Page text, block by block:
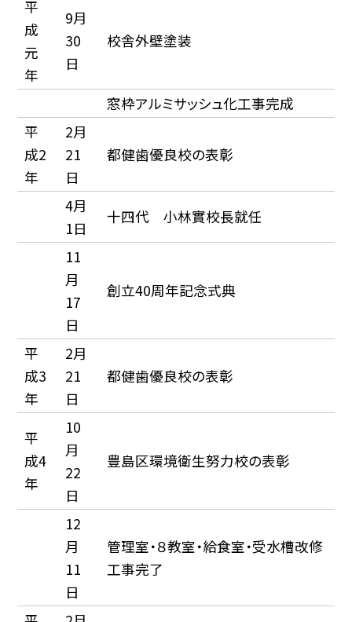
平
成
元
年
9月
30
日
校舎外壁塗装
窓枠アルミサッシュ化工事完成
平
成2
年
2月
21
日
都健歯優良校の表彰
4月
1日
十四代 小林實校長就任
11
月
17
日
創立40周年記念式典
平
成3
年
2月
21
日
都健歯優良校の表彰
平
成4
年
10
月
22
日
豊島区環境衛生努力校の表彰
12
月
11
日
管理室・８教室・給食室・受水槽改修
工事完了